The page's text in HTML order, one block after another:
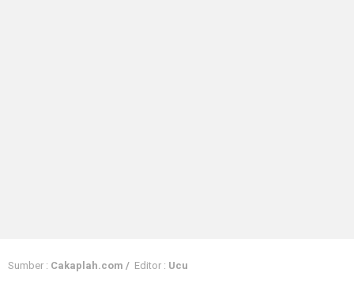
Sumber : Cakaplah.com / Editor : Ucu